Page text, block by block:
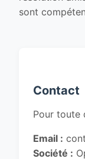
sont
Contact
Pour toute
Email :
Société :